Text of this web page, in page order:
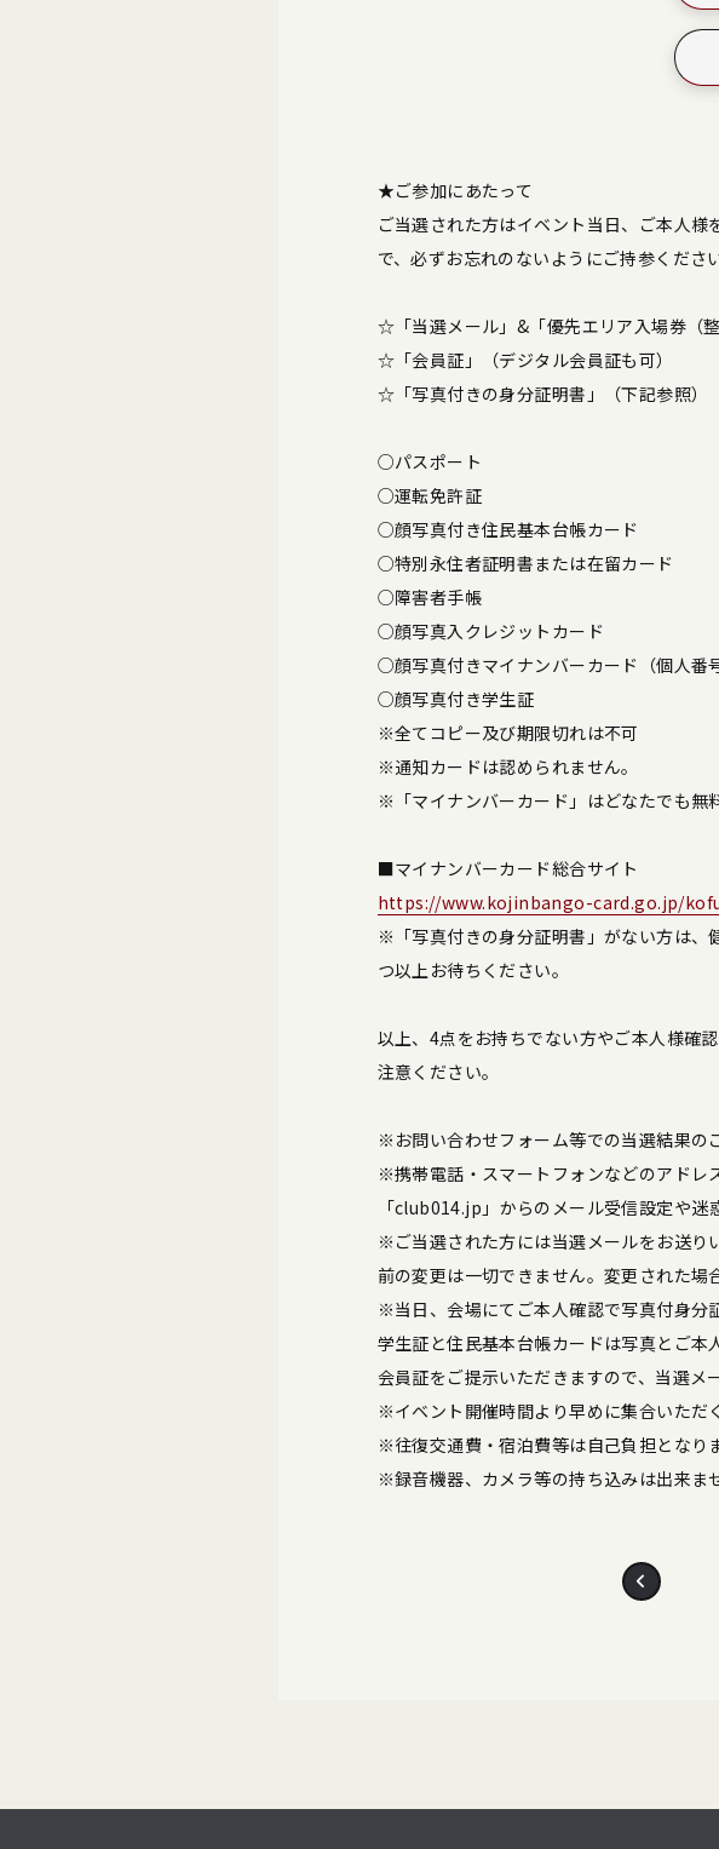
★ご参加にあたって
ご当選された方はイベント当日、ご本人
で、必ずお忘れのないようにご持参ください
☆「当選メール」&「優先エリア入場券（
☆「会員証」（デジタル会員証も可）
☆「写真付きの身分証明書」（下記参照）
○パスポート
○運転免許証
○顔写真付き住民基本台帳カード
○特別永住者証明書または在留カード
○障害者手帳
○顔写真入クレジットカード
○顔写真付きマイナンバーカード（個人番
○顔写真付き学生証
※全てコピー及び期限切れは不可
※通知カードは認められません。
※「マイナンバーカード」はどなたでも無
■マイナンバーカード総合サイト
https://www.kojinbango-card.go.jp/
※「写真付きの身分証明書」がない方は、
つ以上お待ちください。
以上、4点をお持ちでない方やご本人様確
注意ください。
※お問い合わせフォーム等での当選結果の
※携帯電話・スマートフォンなどのアドレ
「club014.jp」からのメール受信設定や迷
※ご当選された方には当選メールをお送り
前の変更は一切できません。変更された場
※当日、会場にてご本人確認で写真付身分
学生証と住民基本台帳カードは写真とご
会員証をご提示いただきますので、当選メ
※イベント開催時間より早めに集合いただ
※往復交通費・宿泊費等は自己負担となりま
※録音機器、カメラ等の持ち込みは出来ま